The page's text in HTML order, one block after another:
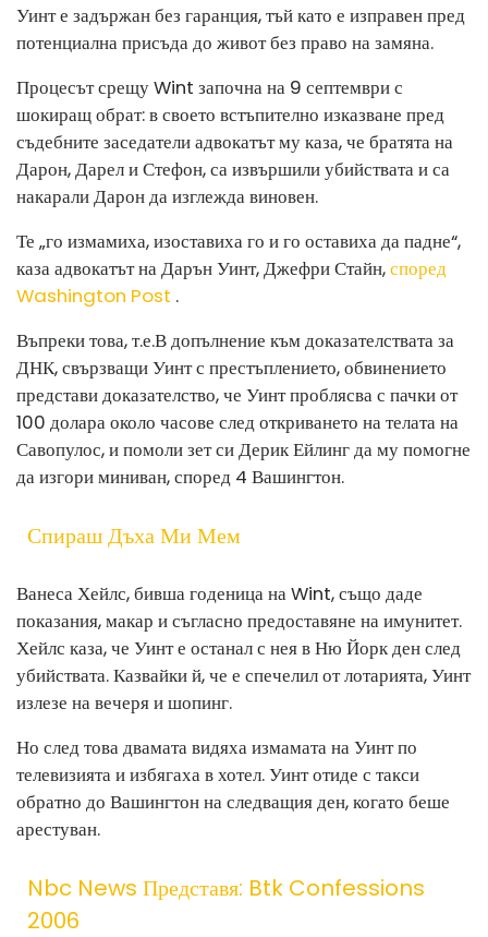
Уинт е задържан без гаранция, тъй като е изправен пред
потенциална присъда до живот без право на замяна.
Процесът срещу Wint започна на 9 септември с
шокиращ обрат: в своето встъпително изказване пред
съдебните заседатели адвокатът му каза, че братята на
Дарон, Дарел и Стефон, са извършили убийствата и са
накарали Дарон да изглежда виновен.
Те „го измамиха, изоставиха го и го оставиха да падне“,
каза адвокатът на Дарън Уинт, Джефри Стайн,според
Washington Post .
Въпреки това, т.е.В допълнение към доказателствата за
ДНК, свързващи Уинт с престъплението, обвинението
представи доказателство, че Уинт проблясва с пачки от
100 долара около часове след откриването на телата на
Савопулос, и помоли зет си Дерик Ейлинг да му помогне
да изгори миниван, според 4 Вашингтон.
Спираш Дъха Ми Мем
Ванеса Хейлс, бивша годеница на Wint, също даде
показания, макар и съгласно предоставяне на имунитет.
Хейлс каза, че Уинт е останал с нея в Ню Йорк ден след
убийствата. Казвайки й, че е спечелил от лотарията, Уинт
излезе на вечеря и шопинг.
Но след това двамата видяха измамата на Уинт по
телевизията и избягаха в хотел. Уинт отиде с такси
обратно до Вашингтон на следващия ден, когато беше
арестуван.
Nbc News Представя: Btk Confessions
2006